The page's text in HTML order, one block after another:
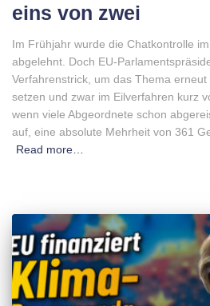
eins von zwei
Im Frühjahr wurde die Chatkontrolle
abgelehnt. Doch EU-
Verfahrenstrick, um das Thema
setzen und zwar im Eilverfahren kurz
wenn viele Abgeordnete schon
auf, eine absolute Mehrheit von 361
Read more…